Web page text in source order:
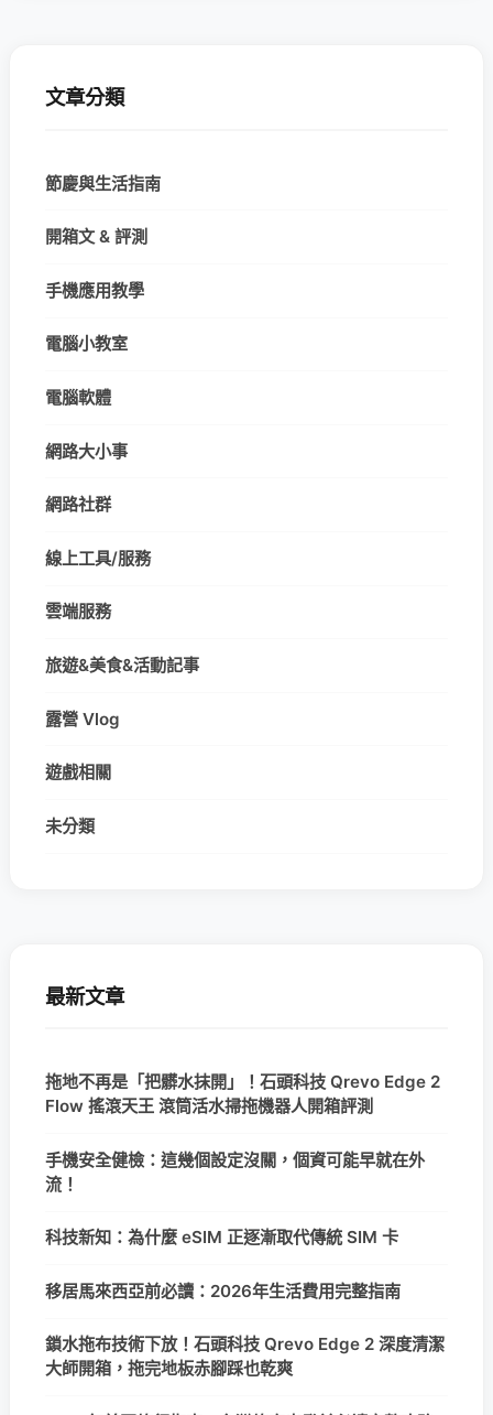
文章分類
節慶與生活指南
開箱文 & 評測
手機應用教學
電腦小教室
電腦軟體
網路大小事
網路社群
線上工具/服務
雲端服務
旅遊&美食&活動記事
露營 Vlog
遊戲相關
未分類
最新文章
拖地不再是「把髒水抹開」！石頭科技 Qrevo Edge 2
Flow 搖滾天王 滾筒活水掃拖機器人開箱評測
手機安全健檢：這幾個設定沒關，個資可能早就在外
流！
科技新知：為什麼 eSIM 正逐漸取代傳統 SIM 卡
移居馬來西亞前必讀：2026年生活費用完整指南
鎖水拖布技術下放！石頭科技 Qrevo Edge 2 深度清潔
大師開箱，拖完地板赤腳踩也乾爽